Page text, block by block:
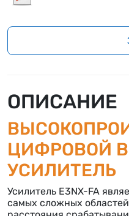
ОПИСАНИЕ
ЦИФРОВОЙ
УСИЛИТЕЛЬ
Усилитель E3NX-FA
самых сложных